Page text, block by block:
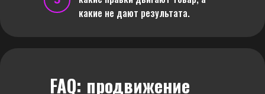
какие не дают результата.
FAQ: продвижение